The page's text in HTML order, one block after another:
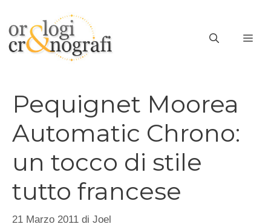
contenuto
Pequignet Moorea
Automatic Chrono:
un tocco di stile
tutto francese
21 Marzo 2011 di Joel